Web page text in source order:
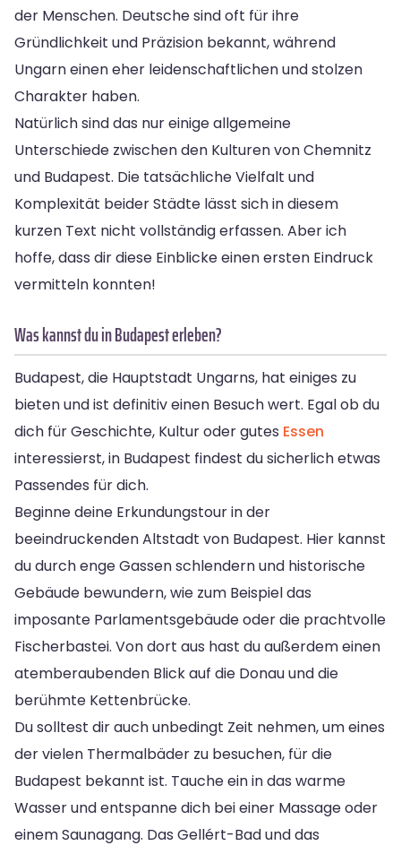
der Menschen. Deutsche sind oft für ihre
Gründlichkeit und Präzision bekannt, während
Ungarn einen eher leidenschaftlichen und stolzen
Charakter haben.
Natürlich sind das nur einige allgemeine
Unterschiede zwischen den Kulturen von Chemnitz
und Budapest. Die tatsächliche Vielfalt und
Komplexität beider Städte lässt sich in diesem
kurzen Text nicht vollständig erfassen. Aber ich
hoffe, dass dir diese Einblicke einen ersten Eindruck
vermitteln konnten!
Was kannst du in Budapest erleben?
Budapest, die Hauptstadt Ungarns, hat einiges zu
bieten und ist definitiv einen Besuch wert. Egal ob du
dich für Geschichte, Kultur oder gutes Essen
interessierst, in Budapest findest du sicherlich etwas
Passendes für dich.
Beginne deine Erkundungstour in der
beeindruckenden Altstadt von Budapest. Hier kannst
du durch enge Gassen schlendern und historische
Gebäude bewundern, wie zum Beispiel das
imposante Parlamentsgebäude oder die prachtvolle
Fischerbastei. Von dort aus hast du außerdem einen
atemberaubenden Blick auf die Donau und die
berühmte Kettenbrücke.
Du solltest dir auch unbedingt Zeit nehmen, um eines
der vielen Thermalbäder zu besuchen, für die
Budapest bekannt ist. Tauche ein in das warme
Wasser und entspanne dich bei einer Massage oder
einem Saunagang. Das Gellért-Bad und das